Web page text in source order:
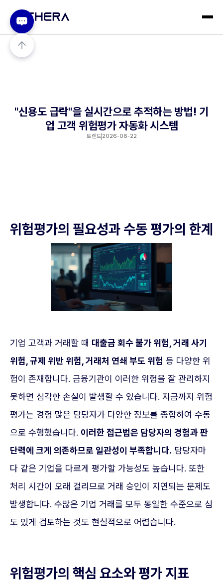
"신용도 급락"을 실시간으로 추적하는 방법! 기
업 고객 위험평가 자동화 시스템
트렌드 2026-06-22
위험평가의 필요성과 수동 평가의 한계
기업 고객과 거래할 때 대출금 회수 불가 위험, 거래 사기
위험, 규제 위반 위험, 거래처 연쇄 부도 위험 등 다양한 위
험이 존재합니다. 금융기관이 이러한 위험을 잘 관리하지
못하면 심각한 손실이 발생할 수 있습니다. 지금까지 위험
평가는 경험 많은 담당자가 다양한 정보를 종합하여 수동
으로 수행했습니다. 이러한 접근법은 담당자의 경험과 판
단력에 크게 의존하므로 일관성이 부족합니다. 담당자마
다 같은 기업을 다르게 평가할 가능성도 높습니다. 또한
처리 시간이 오래 걸리므로 거래 승인이 지연되는 문제도
발생합니다. 수많은 기업 거래를 모두 동일한 수준으로 심
도 있게 검토하는 것도 현실적으로 어렵습니다.
위험평가의 핵심 요소와 평가 지표